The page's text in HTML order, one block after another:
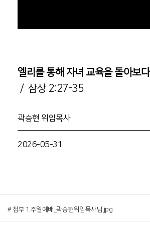
엘리를 통해 자녀 교육을 돌아보다
/ 삼상 2:27-35
곽승현 위임목사
2026-05-31
# 첨부 1.주일예배_곽승현위임목사님.jpg